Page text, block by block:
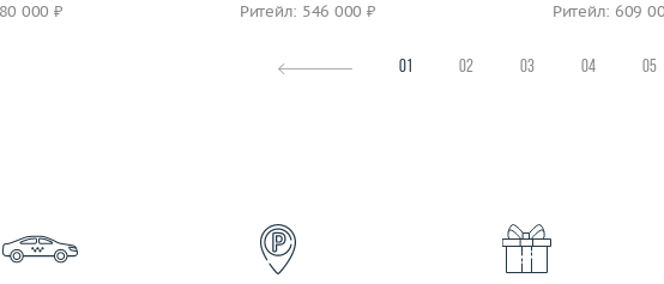
000 ₽ Ритейл: 546 000 ₽ Ритейл: 609
01 02 03 04 05